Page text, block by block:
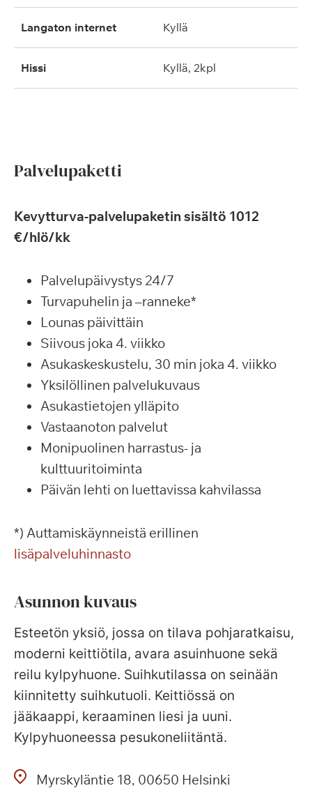
langaton internet kyllä
hissi kyllä, 2kpl
Palvelupaketti
Kevytturva-palvelupaketin sisältö 1012
€/hlö/kk
Palvelupäivystys 24/7
Turvapuhelin ja –ranneke*
Lounas päivittäin
Siivous joka 4. viikko
Asukaskeskustelu, 30 min joka 4. viikko
Yksilöllinen palvelukuvaus
Asukastietojen ylläpito
Vastaanoton palvelut
Monipuolinen harrastus- ja
kulttuuritoiminta
Päivän lehti on luettavissa kahvilassa
*) Auttamiskäynneistä erillinen
lisäpalveluhinnasto
Asunnon kuvaus
Esteetön yksiö, jossa on tilava pohjaratkaisu,
moderni keittiötila, avara asuinhuone sekä
reilu kylpyhuone. Suihkutilassa on seinään
kiinnitetty suihkutuoli. Keittiössä on
jääkaappi, keraaminen liesi ja uuni.
Kylpyhuoneessa pesukoneliitäntä.
Myrskyläntie 18 00650 Helsinki